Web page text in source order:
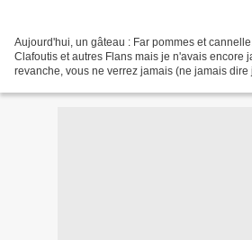
Aujourd'hui, un gâteau : Far pommes et
Clafoutis et autres Flans mais je n'avais encore
revanche, vous ne verrez jamais (ne jamais dire